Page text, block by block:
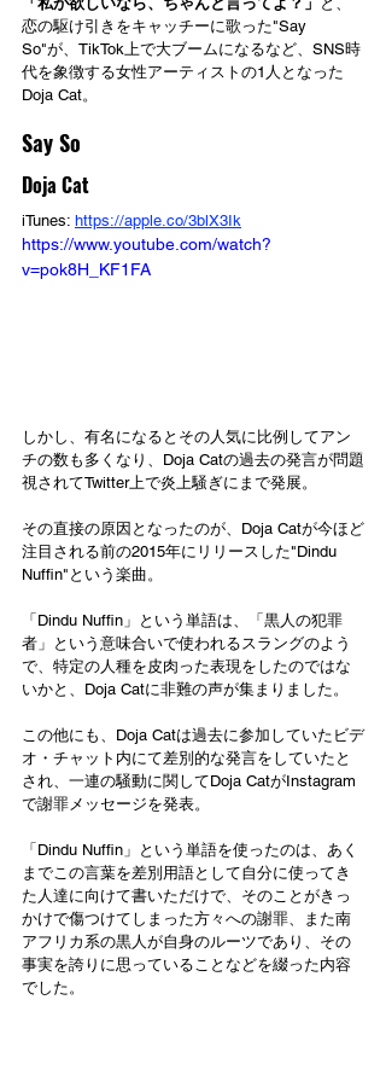
恋の駆け引きをキャッチーに歌った"Say
So"が、TikTok上で大ブームになるなど、SNS時
代を象徴する女性アーティストの1人となった
Doja Cat。
Say So
Doja Cat
iTunes: https://apple.co/3blX3Ik
https://www.youtube.com/watch?
v=pok8H_KF1FA
しかし、有名になるとその人気に比例してアン
チの数も多くなり、Doja Catの過去の発言が問題
視されてTwitter上で炎上騒ぎにまで発展。
その直接の原因となったのが、Doja Catが今ほど
注目される前の2015年にリリースした"Dindu
Nuffin"という楽曲。
「Dindu Nuffin」という単語は、「黒人の犯罪
者」という意味合いで使われるスラングのよう
で、特定の人種を皮肉った表現をしたのではな
いかと、Doja Catに非難の声が集まりました。
この他にも、Doja Catは過去に参加していたビデ
オ・チャット内にて差別的な発言をしていたと
され、一連の騒動に関してDoja CatがInstagram
で謝罪メッセージを発表。
「Dindu Nuffin」という単語を使ったのは、あく
までこの言葉を差別用語として自分に使ってき
た人達に向けて書いただけで、そのことがきっ
かけで傷つけてしまった方々への謝罪、また南
アフリカ系の黒人が自身のルーツであり、その
事実を誇りに思っていることなどを綴った内容
でした。